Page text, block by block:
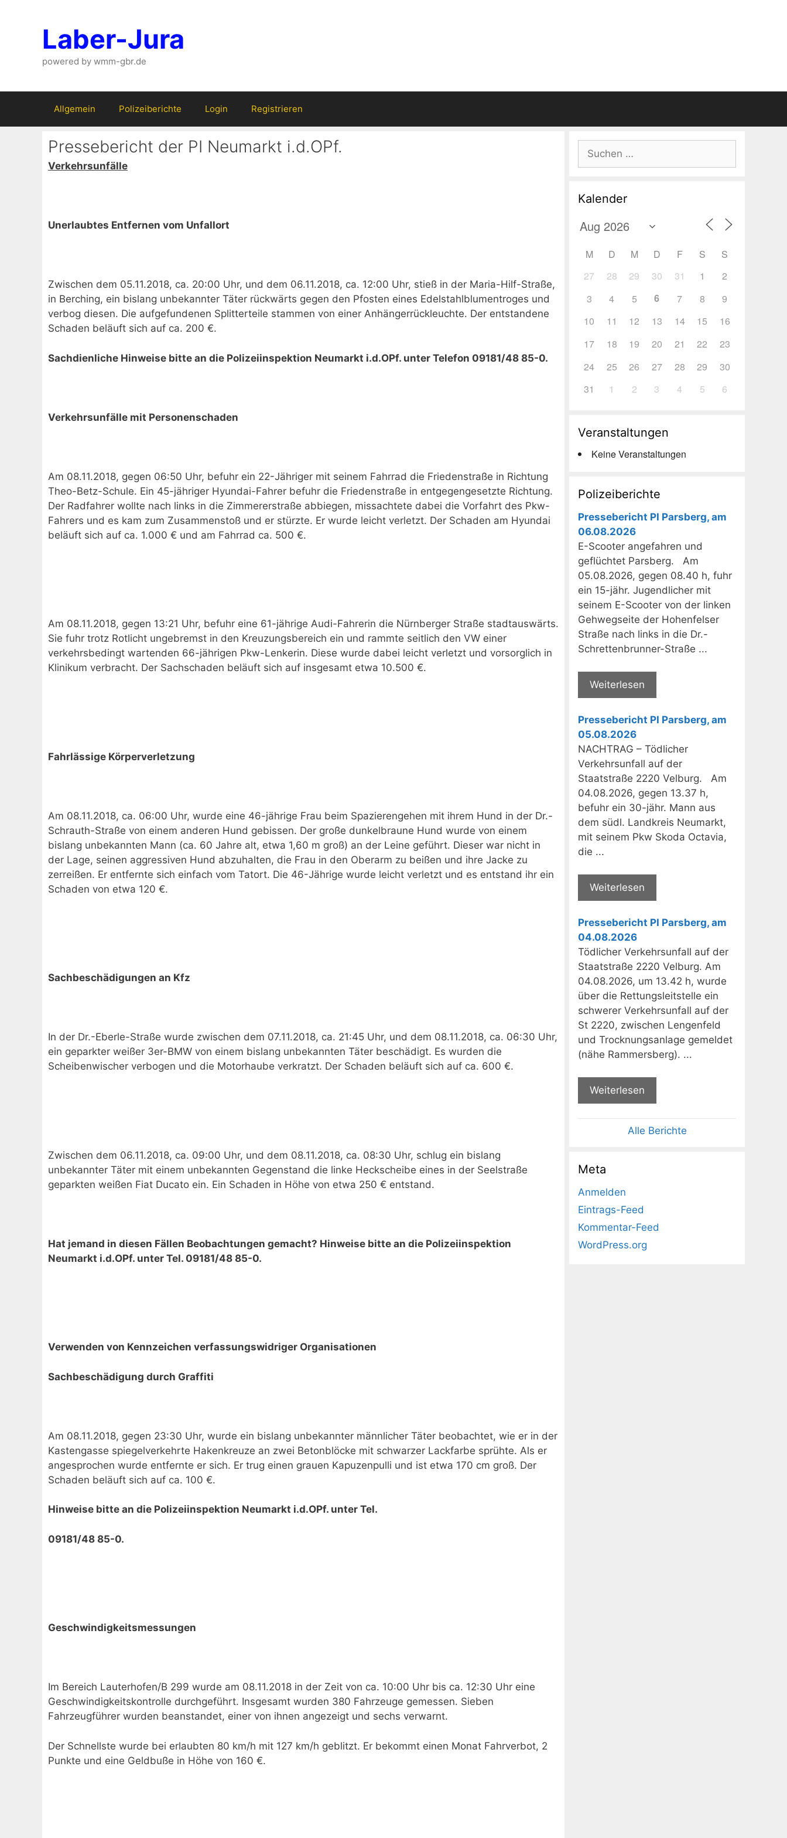
Laber-Jura
powered by wmm-gbr.de
Allgemein Polizeiberichte Login Registrieren
Pressebericht der PI Neumarkt i.d.OPf.
Verkehrsunfälle
Unerlaubtes Entfernen vom Unfallort
Zwischen dem 05.11.2018, ca. 20:00 Uhr, und dem 06.11.2018, ca. 12:00 Uhr, stieß in der Maria-Hilf-Straße,
in Berching, ein bislang unbekannter Täter rückwärts gegen den Pfosten eines Edelstahlblumentroges und
verbog diesen. Die aufgefundenen Splitterteile stammen von einer Anhängerrückleuchte. Der entstandene
Schaden beläuft sich auf ca. 200 €.
Sachdienliche Hinweise bitte an die Polizeiinspektion Neumarkt i.d.OPf. unter Telefon 09181/48 85-0.
Verkehrsunfälle mit Personenschaden
Am 08.11.2018, gegen 06:50 Uhr, befuhr ein 22-Jähriger mit seinem Fahrrad die Friedenstraße in Richtung
Theo-Betz-Schule. Ein 45-jähriger Hyundai-Fahrer befuhr die Friedenstraße in entgegengesetzte Richtung.
Der Radfahrer wollte nach links in die Zimmererstraße abbiegen, missachtete dabei die Vorfahrt des Pkw-
Fahrers und es kam zum Zusammenstoß und er stürzte. Er wurde leicht verletzt. Der Schaden am Hyundai
beläuft sich auf ca. 1.000 € und am Fahrrad ca. 500 €.
Am 08.11.2018, gegen 13:21 Uhr, befuhr eine 61-jährige Audi-Fahrerin die Nürnberger Straße stadtauswärts.
Sie fuhr trotz Rotlicht ungebremst in den Kreuzungsbereich ein und rammte seitlich den VW einer
verkehrsbedingt wartenden 66-jährigen Pkw-Lenkerin. Diese wurde dabei leicht verletzt und vorsorglich in
Klinikum verbracht. Der Sachschaden beläuft sich auf insgesamt etwa 10.500 €.
Fahrlässige Körperverletzung
Am 08.11.2018, ca. 06:00 Uhr, wurde eine 46-jährige Frau beim Spazierengehen mit ihrem Hund in der Dr.-
Schrauth-Straße von einem anderen Hund gebissen. Der große dunkelbraune Hund wurde von einem
bislang unbekannten Mann (ca. 60 Jahre alt, etwa 1,60 m groß) an der Leine geführt. Dieser war nicht in
der Lage, seinen aggressiven Hund abzuhalten, die Frau in den Oberarm zu beißen und ihre Jacke zu
zerreißen. Er entfernte sich einfach vom Tatort. Die 46-Jährige wurde leicht verletzt und es entstand ihr ein
Schaden von etwa 120 €.
Sachbeschädigungen an Kfz
In der Dr.-Eberle-Straße wurde zwischen dem 07.11.2018, ca. 21:45 Uhr, und dem 08.11.2018, ca. 06:30 Uhr,
ein geparkter weißer 3er-BMW von einem bislang unbekannten Täter beschädigt. Es wurden die
Scheibenwischer verbogen und die Motorhaube verkratzt. Der Schaden beläuft sich auf ca. 600 €.
Zwischen dem 06.11.2018, ca. 09:00 Uhr, und dem 08.11.2018, ca. 08:30 Uhr, schlug ein bislang
unbekannter Täter mit einem unbekannten Gegenstand die linke Heckscheibe eines in der Seelstraße
geparkten weißen Fiat Ducato ein. Ein Schaden in Höhe von etwa 250 € entstand.
Hat jemand in diesen Fällen Beobachtungen gemacht? Hinweise bitte an die Polizeiinspektion
Neumarkt i.d.OPf. unter Tel. 09181/48 85-0.
Verwenden von Kennzeichen verfassungswidriger Organisationen
Sachbeschädigung durch Graffiti
Am 08.11.2018, gegen 23:30 Uhr, wurde ein bislang unbekannter männlicher Täter beobachtet, wie er in der
Kastengasse spiegelverkehrte Hakenkreuze an zwei Betonblöcke mit schwarzer Lackfarbe sprühte. Als er
angesprochen wurde entfernte er sich. Er trug einen grauen Kapuzenpulli und ist etwa 170 cm groß. Der
Schaden beläuft sich auf ca. 100 €.
Hinweise bitte an die Polizeiinspektion Neumarkt i.d.OPf. unter Tel.
09181/48 85-0.
Geschwindigkeitsmessungen
Im Bereich Lauterhofen/B 299 wurde am 08.11.2018 in der Zeit von ca. 10:00 Uhr bis ca. 12:30 Uhr eine
Geschwindigkeitskontrolle durchgeführt. Insgesamt wurden 380 Fahrzeuge gemessen. Sieben
Fahrzeugführer wurden beanstandet, einer von ihnen angezeigt und sechs verwarnt.
Der Schnellste wurde bei erlaubten 80 km/h mit 127 km/h geblitzt. Er bekommt einen Monat Fahrverbot, 2
Punkte und eine Geldbuße in Höhe von 160 €.
Suchen
nach:
Kalender
M D M D F S
S
27
28 29 30 31 1
2
3
4 5 6 7 8
9
10
11 12 13 14 15
16
17
18 19 20 21 22
23
24
25 26 27 28 29
30
31
1 2 3 4 5 6
Veranstaltungen
Keine Veranstaltungen
Polizeiberichte
Pressebericht PI Parsberg, am
06.08.2026
E-Scooter angefahren und
geflüchtet Parsberg. Am
05.08.2026, gegen 08.40 h, fuhr
ein 15-jähr. Jugendlicher mit
seinem E-Scooter von der linken
Gehwegseite der Hohenfelser
Straße nach links in die Dr.-
Schrettenbrunner-Straße ...
Weiterlesen
Pressebericht PI Parsberg, am
05.08.2026
NACHTRAG – Tödlicher
Verkehrsunfall auf der
Staatstraße 2220 Velburg. Am
04.08.2026, gegen 13.37 h,
befuhr ein 30-jähr. Mann aus
dem südl. Landkreis Neumarkt,
mit seinem Pkw Skoda Octavia,
die ...
Weiterlesen
Pressebericht PI Parsberg, am
04.08.2026
Tödlicher Verkehrsunfall auf der
Staatstraße 2220 Velburg. Am
04.08.2026, um 13.42 h, wurde
über die Rettungsleitstelle ein
schwerer Verkehrsunfall auf der
St 2220, zwischen Lengenfeld
und Trocknungsanlage gemeldet
(nähe Rammersberg). ...
Weiterlesen
Alle Berichte
Meta
Anmelden
Eintrags-Feed
Kommentar-Feed
WordPress.org